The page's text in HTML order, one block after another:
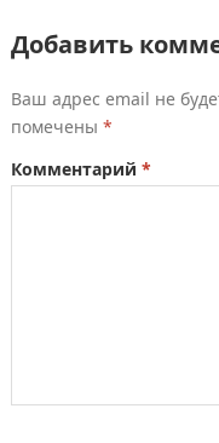
Добавить
Ваш адрес email не
помечены *
Комментарий *